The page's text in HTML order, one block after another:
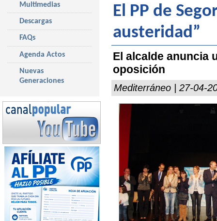
El PP de
austeridad”
El alcalde anuncia
oposición
Mediterráneo | 27-04-
Multimedias
Descargas
FAQs
Agenda Actos
Nuevas
Generaciones